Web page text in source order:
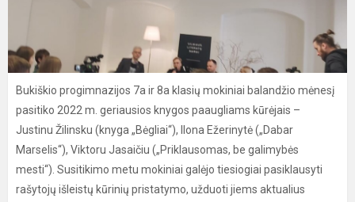
Bukiškio progimnazijos 7a ir 8a klasių mokiniai balandžio mėnesį
pasitiko 2022 m. geriausios knygos paaugliams kūrėjais –
Justinu Žilinsku (knyga „Bėgliai“), Ilona Ežerinytė („Dabar
Marselis“), Viktoru Jasaičiu („Priklausomas, be galimybės
mesti“). Susitikimo metu mokiniai galėjo tiesiogiai pasiklausyti
rašytojų išleistų kūrinių pristatymo, užduoti jiems aktualius